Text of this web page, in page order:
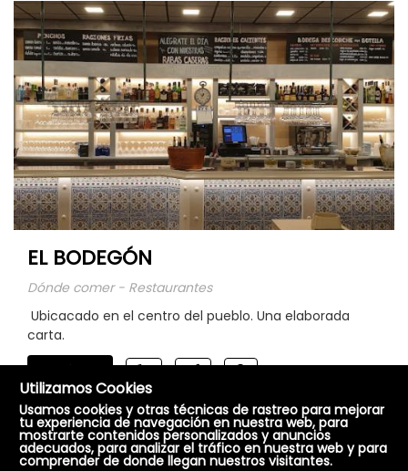
EL BODEGÓN
Dónde comer - Restaurantes
Ubicacado en el centro del pueblo. Una elaborada
carta.
Utilizamos Cookies
Usamos cookies y otras técnicas de rastreo para mejorar
tu experiencia de navegación en nuestra web, para
mostrarte contenidos personalizados y anuncios
adecuados, para analizar el tráfico en nuestra web y para
comprender de donde llegan nuestros visitantes.